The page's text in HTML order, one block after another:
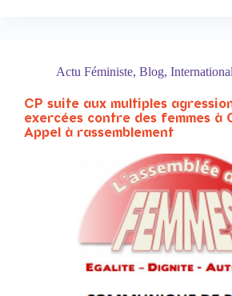
Actu Féministe, Blog, International
CP suite aux multiples
exercées contre des femmes à
Appel à rassemblement